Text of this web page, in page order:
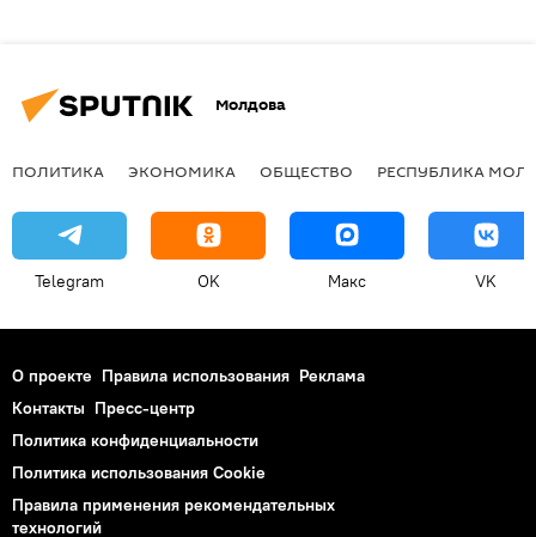
Молдова
ПОЛИТИКА ЭКОНОМИКА ОБЩЕСТВО РЕСПУБЛИКА
Telegram OK Макс VK
О проекте Правила использования Реклама
Контакты Пресс-центр
Политика конфиденциальности
Политика использования Cookie
Правила применения рекомендательных
технологий